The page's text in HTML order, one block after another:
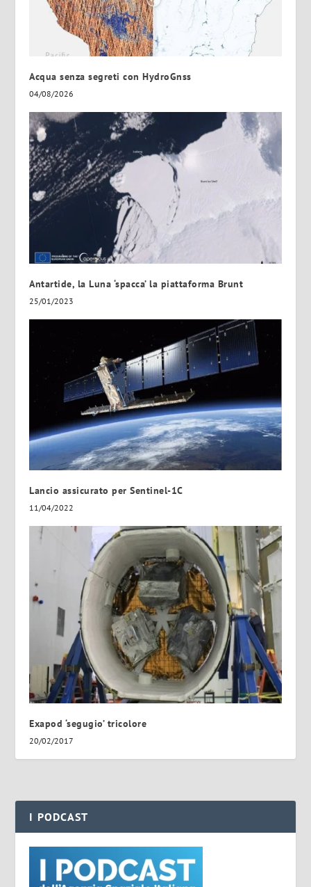
Acqua senza segreti con HydroGnss
04/08/2026
Antartide, la Luna ‘spacca’ la piattaforma Brunt
25/01/2023
Lancio assicurato per Sentinel-1C
11/04/2022
Exapod ‘segugio’ tricolore
20/02/2017
I PODCAST